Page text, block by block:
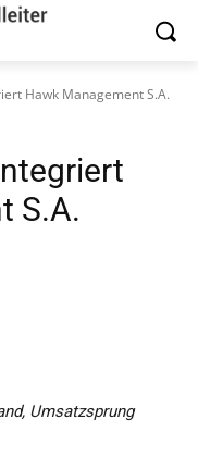
Hawk Management S.A.
S.A.
Umsatzsprung